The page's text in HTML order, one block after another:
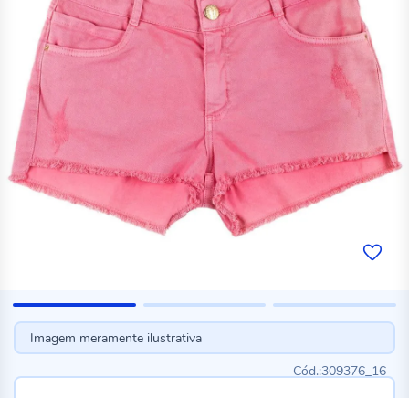
Imagem meramente ilustrativa
309376_16